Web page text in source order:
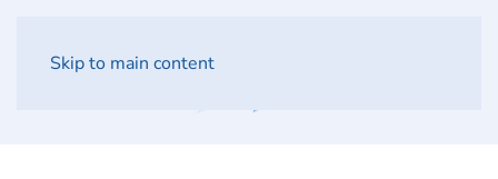
Skip to main content